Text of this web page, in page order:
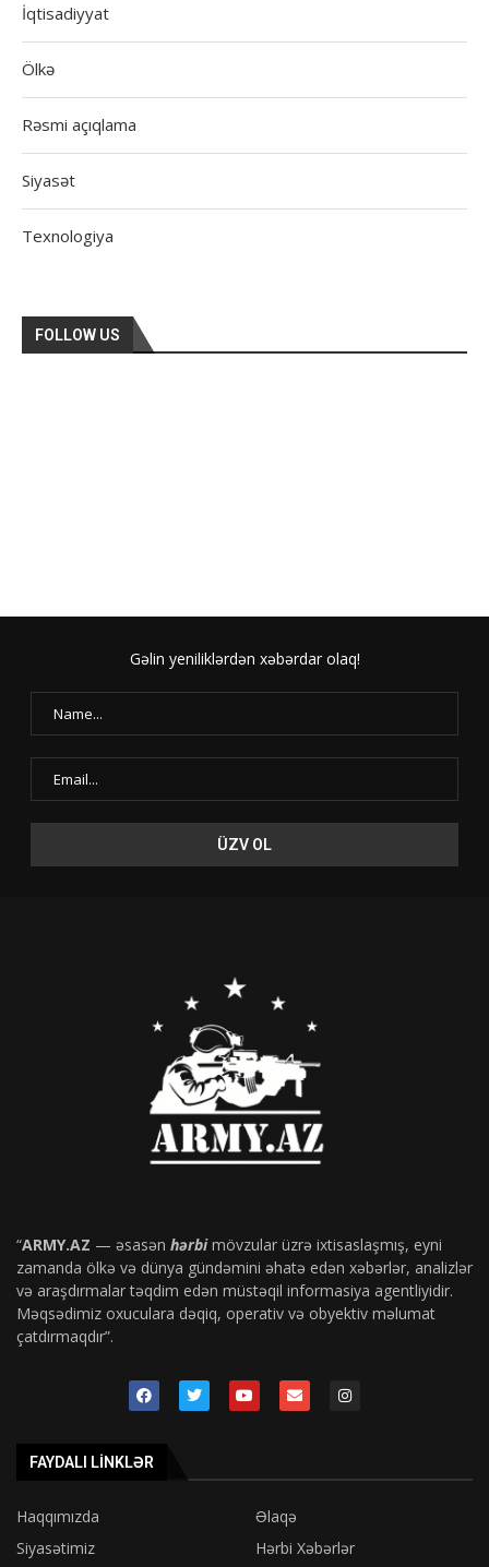
İqtisadiyyat
Ölkə
Rəsmi açıqlama
Siyasət
Texnologiya
FOLLOW US
Gəlin yeniliklərdən xəbərdar olaq!
“ARMY.AZ — əsasən hərbimövzular üzrə ixtisaslaşmış, eyni
zamanda ölkə və dünya gündəmini əhatə edən xəbərlər, analizlər
və araşdırmalar təqdim edən müstəqil informasiya agentliyidir.
Məqsədimiz oxuculara dəqiq, operativ və obyektiv məlumat
çatdırmaqdır”.
FAYDALI LINKLƏR
Haqqımızda
Əlaqə
Siyasətimiz
Hərbi Xəbərlər